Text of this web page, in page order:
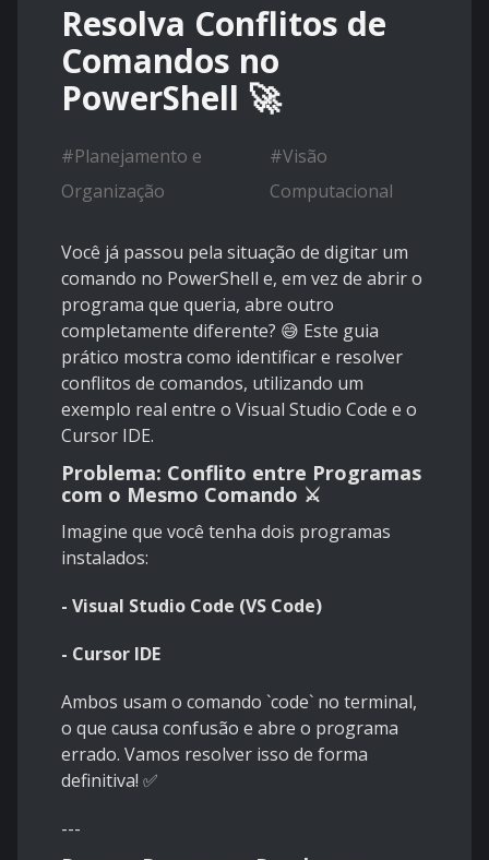
Resolva Conflitos de
Comandos no
PowerShell 🚀
#Planejamento e
Organização
#Visão
Computacional
Você já passou pela situação de digitar um
comando no PowerShell e, em vez de abrir o
programa que queria, abre outro
completamente diferente? 😅 Este guia
prático mostra como identificar e resolver
conflitos de comandos, utilizando um
exemplo real entre o Visual Studio Code e o
Cursor IDE.
Problema: Conflito entre Programas
com o Mesmo Comando ⚔️
Imagine que você tenha dois programas
instalados:
- Visual Studio Code (VS Code)
- Cursor IDE
Ambos usam o comando `code` no terminal,
o que causa confusão e abre o programa
errado. Vamos resolver isso de forma
definitiva! ✅
---